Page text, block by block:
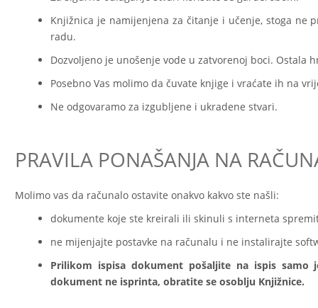
Knjižnica je namijenjena za čitanje i učenje, stoga ne
radu.
Dozvoljeno je unošenje vode u zatvorenoj boci. Ostala
Posebno Vas molimo da čuvate knjige i vraćate ih na
Ne odgovaramo za izgubljene i ukradene stvari.
PRAVILA PONAŠANJA NA
Molimo vas da računalo ostavite onakvo kakvo ste našli:
dokumente koje ste kreirali ili skinuli s interneta
ne mijenjajte postavke na računalu i ne instalirajte
Prilikom ispisa dokument pošaljite na ispis
dokument ne isprinta, obratite se osoblju Knjižnice.